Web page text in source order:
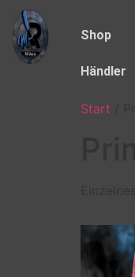
Shop
Händler
Start